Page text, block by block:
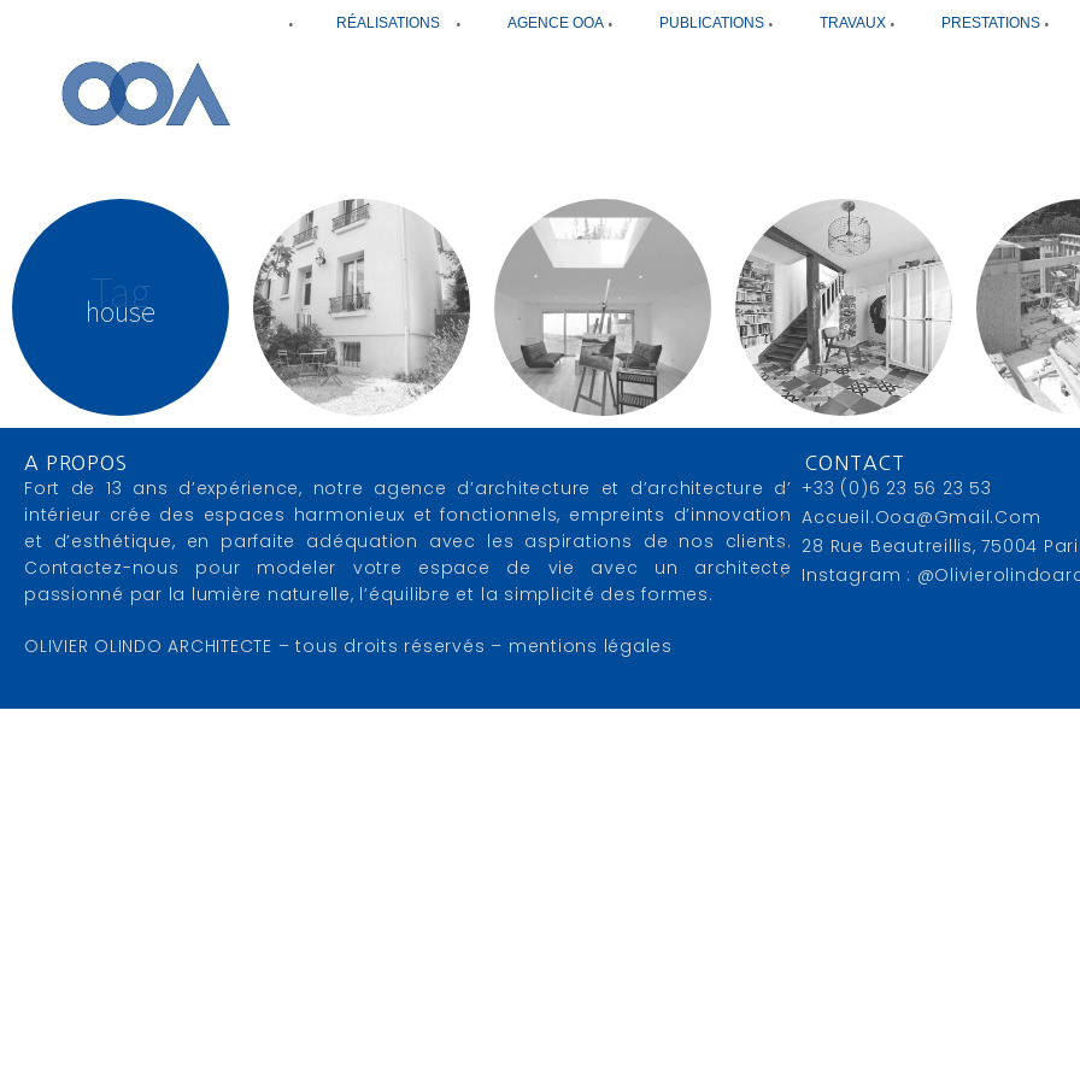
RÉALISATIONS AGENCE OOA PUBLICATIONS TRAVAUX PRESTATIONS
Tag
house
A PROPOS
Fort de 13 ans d’expérience, notre agence d’architecture et d’architecture d’
intérieur crée des espaces harmonieux et fonctionnels, empreints d’innovation
et d’esthétique, en parfaite adéquation avec les aspirations de nos clients.
Contactez-nous pour modeler votre espace de vie avec un architecte
passionné par la lumière naturelle, l’équilibre et la simplicité des formes.
OLIVIER OLINDO ARCHITECTE – tous droits réservés – mentions légales
CONTACT
+33 (0)6 23 56 23 53
Accueil.ooa@gmail.com
28 Rue Beautreillis, 75004
Instagram :